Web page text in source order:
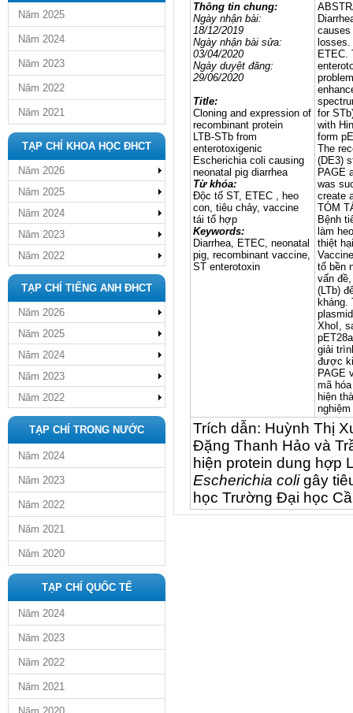
Năm 2025
Năm 2024
Năm 2023
Năm 2022
Năm 2021
TẠP CHÍ KHOA HỌC ĐHCT
Năm 2026
Năm 2025
Năm 2024
Năm 2023
Năm 2022
TẠP CHÍ TIẾNG ANH ĐHCT
Năm 2026
Năm 2025
Năm 2024
Năm 2023
Năm 2022
TẠP CHÍ TRONG NƯỚC
Năm 2024
Năm 2023
Năm 2022
Năm 2021
Năm 2020
TẠP CHÍ QUỐC TẾ
Năm 2024
Năm 2023
Năm 2022
Năm 2021
Thông tin chung:
Ngày nhận bài:
18/12/2019
Ngày nhận bài sửa:
03/04/2020
Ngày duyệt đăng:
29/06/2020
Title:
Cloning and expression of
recombinant protein
LTB‑STb from
enterotoxigenic
Escherichia coli causing
neonatal pig diarrhea
Từ khóa:
Độc tố ST, ETEC , heo
con, tiêu chảy, vaccine
tái tổ hợp
Keywords:
Diarrhea, ETEC, neonatal
pig, recombinant vaccine,
ST enterotoxin
causes
ETEC.
for
with
form
The
(DE3)
PAGE
was
create
TÓM
Bệnh
làm
thiệt
tố bền
vấn
(LTb)
kháng.
XhoI,
giải
được
PAGE
mã
hiện
Trích dẫn: Huỳnh Thị
Đặng Thanh Hảo và
hiện protein dung hợp
Escherichia coligây
học Trường Đại học